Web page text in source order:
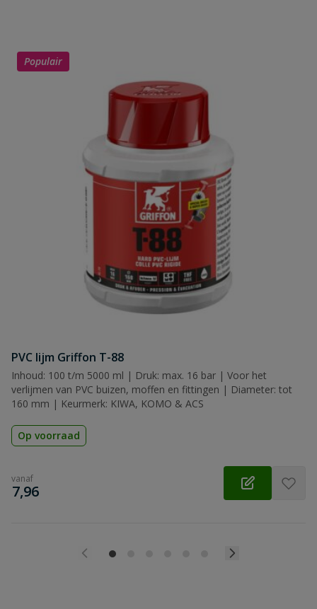
Populair
PVC lijm Griffon T-88
Inhoud: 100 t/m 5000 ml | Druk: max. 16 bar | Voor het
verlijmen van PVC buizen, moffen en fittingen | Diameter: tot
160 mm | Keurmerk: KIWA, KOMO & ACS
Op voorraad
vanaf
€
7,96